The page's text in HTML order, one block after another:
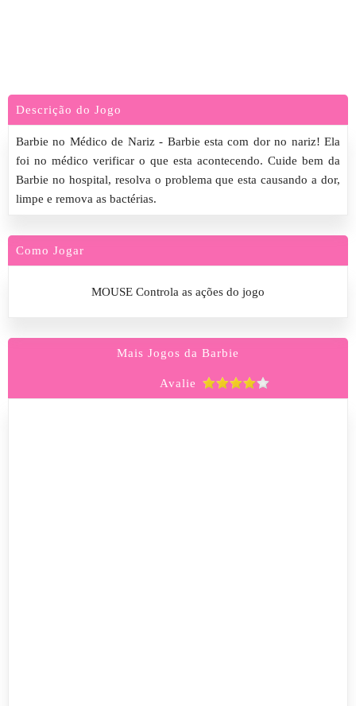
Descrição do Jogo
Barbie no Médico de Nariz - Barbie esta com dor no nariz! Ela
foi no médico verificar o que esta acontecendo. Cuide bem da
Barbie no hospital, resolva o problema que esta causando a dor,
limpe e remova as bactérias.
Como Jogar
MOUSE Controla as ações do jogo
Mais Jogos da Barbie
Avalie